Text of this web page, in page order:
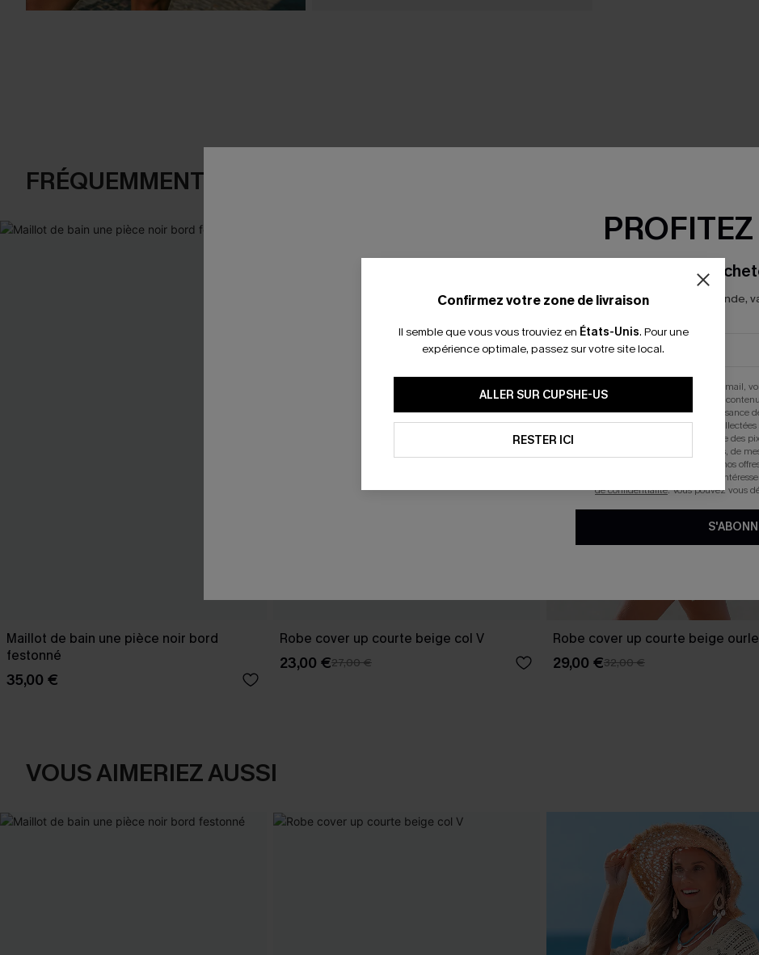
FRÉQUEMMENT ACHETÉS ENSEMBLE
Maillot de bain une pièce noir bord
festonné
35,00 €
Robe cover up courte beige col V
23,00 €27,00 €
Robe cover up courte beige
29,00 €32,00 €
VOUS AIMERIEZ AUSSI
Confirmez votre zone de livraison
Il semble que vous vous trouviez en États-Unis. Pour une
expérience optimale, passez sur votre site local.
ALLER SUR CUPSHE-US
RESTER ICI
-15% dès 2
*Un code par commande,
En soumettant votre adresse e-mail,
mails marketing (y compris du
reconnaissez avoir pris connaissance
pouvons utiliser les données
technologies de suivi, telles que des
savoir si ceux-ci ont été ouverts, de
personnaliser nos contenus et nos
produits susceptibles de vous
de confidentialité. Vous pouvez vous